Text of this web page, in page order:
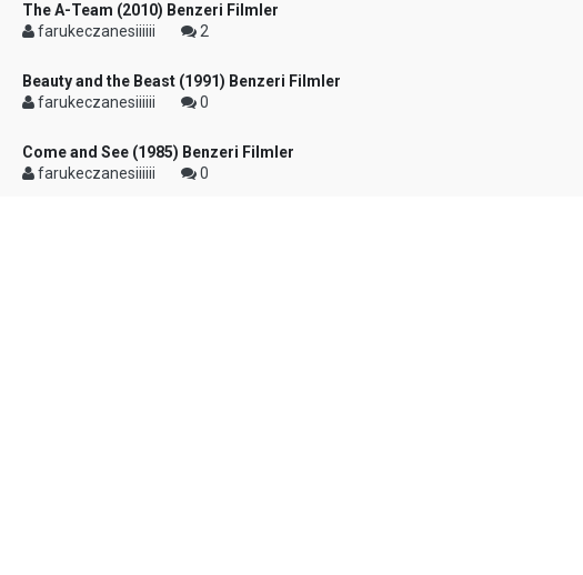
The A-Team (2010) Benzeri Filmler
farukeczanesiiiiii
2
Beauty and the Beast (1991) Benzeri Filmler
farukeczanesiiiiii
0
Come and See (1985) Benzeri Filmler
farukeczanesiiiiii
0